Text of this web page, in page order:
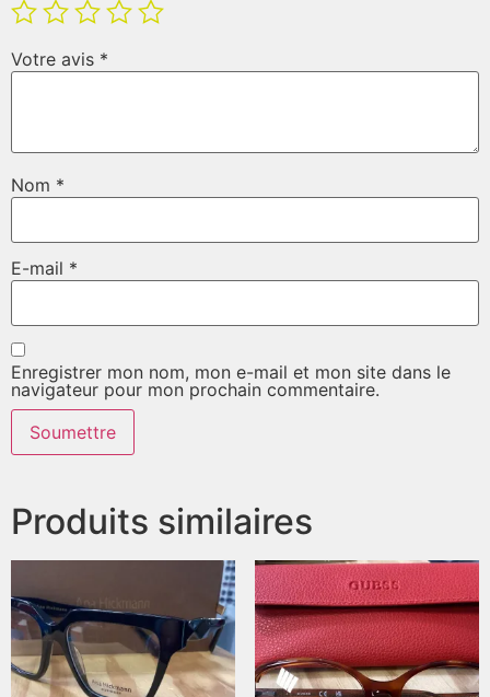
Votre avis *
Nom *
E-mail *
Enregistrer mon nom, mon e-mail et mon site dans le
navigateur pour mon prochain commentaire.
Produits similaires